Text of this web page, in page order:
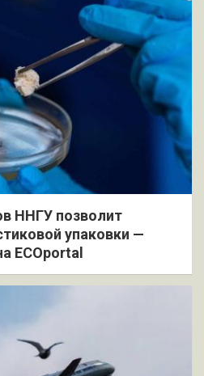
ННГУ позволит
упаковки —
ECOportal